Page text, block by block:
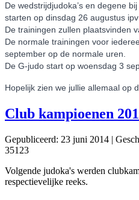
De wedstrijdjudoka’s en degene
starten op dinsdag 26 augustus
De trainingen zullen plaatsvinden
De normale trainingen voor
september op de normale uren.
De G-judo start op woensdag 3
Hopelijk zien we jullie allemaal op
Club kampioenen
Gepubliceerd: 23 juni 2014 |
35123
Volgende judoka's werden
respectievelijke reeks.